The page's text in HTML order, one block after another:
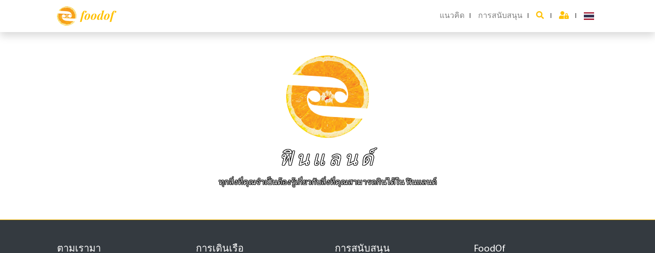
foodof แนวคิด การสนับสนุน
ฟินแลนด์
ทุกสิ่งที่คุณจำเป็นต้องรู้เกี่ยวกับสิ่งที่คุณสามารถกินได้ใน ฟินแลนด์
ตามเรามา การเดินเรือ การสนับสนุน FoodOf